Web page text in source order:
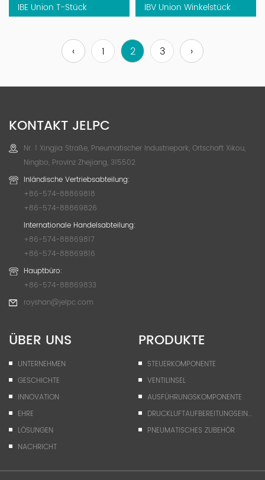
IBE Union T-Stück IBV Union Winkelstück
‹ 1 2 3 ›
KONTAKT JELPC
Nr. 1 Xingjia Straße, Pneumatischer Industriepark, Ortschaft Xikou,
Ningbo, Provinz Zhejiang, 315502
Inländische Vertriebsabteilung:
+86-574-88869818
+86-574-88869826
Internationale Handelsabteilung:
+86-574-88869817
+86-574-88869816
Hauptbüro:
+86-574-88869833
royshan@jelpc.com
ÜBER UNS
UNTERNEHMEN
GESCHICHTE
INNOVATION
EHRE
LÖSUNGEN
NACHRICHT
PRODUKTE
STEUERKOMPONENTE
VENTILINSEL
AUSFÜHRUNGSKOMPONENTE
DRUCKLUFTAUFBEREITUNGSEINHEIT
PNEUMATISCHES ZUBEHÖR